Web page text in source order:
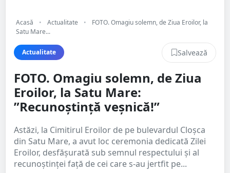
Acasă • Actualitate •
FOTO. Omagiu solemn, de Ziua Eroilor, la
Satu Mare...
Actualitate Salvează
FOTO. Omagiu solemn, de Ziua
Eroilor, la Satu Mare:
”Recunoștință veșnică!”
Astăzi, la Cimitirul Eroilor de pe bulevardul Cloșca
din Satu Mare, a avut loc ceremonia dedicată Zilei
Eroilor, desfășurată sub semnul respectului și al
recunoștinței față de cei care s-au jertfit pe...